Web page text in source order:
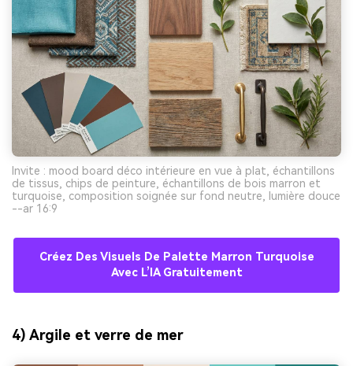
Invite : mood board déco intérieure en vue à plat, échantillons
de tissus, chips de peinture, échantillons de bois marron et
turquoise, composition soignée sur fond neutre, lumière douce
--ar 16:9
Créez Des Visuels De Palette Marron Turquoise
Avec L’IA Gratuitement
4) Argile et verre de mer